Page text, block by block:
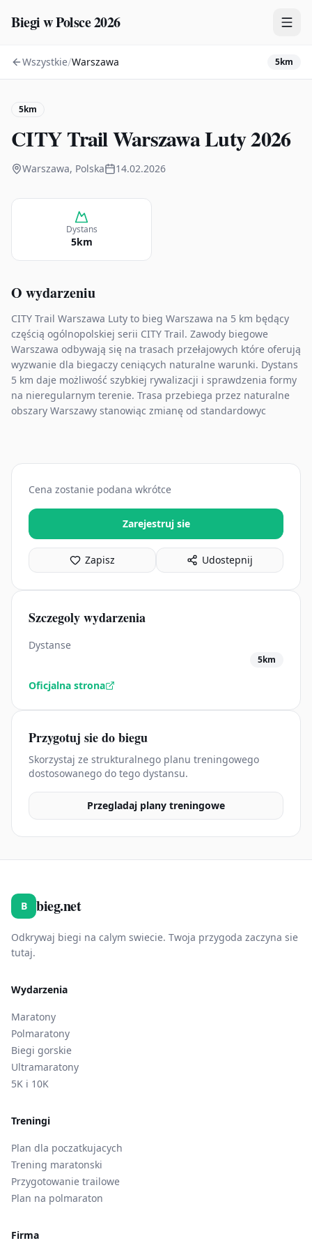
Biegi w Polsce 2026
Zawody
Wszystkie/Warszawa 5km
5km
CITY Trail Warszawa Luty 2026
Warszawa, Polska 14.02.2026
Dystans
5km
O wydarzeniu
CITY Trail Warszawa Luty to bieg Warszawa na 5 km będący
częścią ogólnopolskiej serii CITY Trail. Zawody biegowe
Warszawa odbywają się na trasach przełajowych które oferują
wyzwanie dla biegaczy ceniących naturalne warunki. Dystans
5 km daje możliwość szybkiej rywalizacji i sprawdzenia formy
na nieregularnym terenie. Trasa przebiega przez naturalne
obszary Warszawy stanowiąc zmianę od standardowyc
Cena zostanie podana wkrótce
Zarejestruj sie
Zapisz Udostepnij
Szczegoly wydarzenia
Dystanse
5km
Oficjalna strona
Przygotuj sie do biegu
Skorzystaj ze strukturalnego planu treningowego
dostosowanego do tego dystansu.
Przegladaj plany treningowe
B bieg.net
Odkrywaj biegi na calym swiecie. Twoja przygoda zaczyna sie
tutaj.
Wydarzenia
Maratony
Polmaratony
Biegi gorskie
Ultramaratony
5K i 10K
Treningi
Plan dla poczatkujacych
Trening maratonski
Przygotowanie trailowe
Plan na polmaraton
Firma